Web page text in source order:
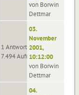
von Borwin
Dettmar
1 Antworten
7.494 Aufrufe
03.
November
2001,
10:12:00
von Borwin
Dettmar
04.